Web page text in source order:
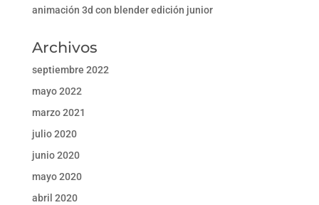
animación 3d con blender edición junior
Archivos
septiembre 2022
mayo 2022
marzo 2021
julio 2020
junio 2020
mayo 2020
abril 2020